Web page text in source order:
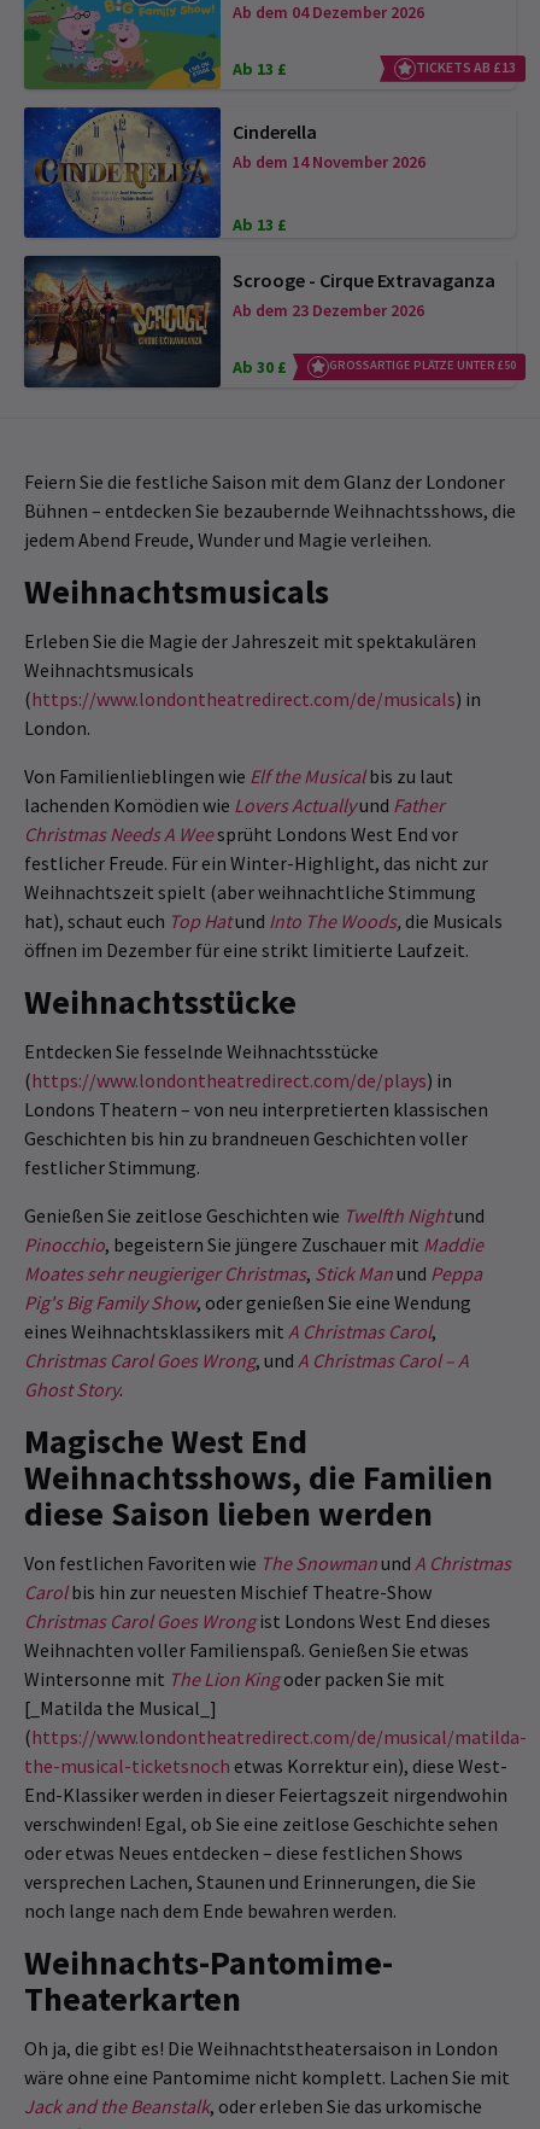
Ab dem 04 Dezember 2026
Ab 13 £ TICKETS AB £13
Cinderella
Ab dem 14 November 2026
Ab 13 £
Scrooge - Cirque Extravaganza
Ab dem 23 Dezember 2026
Ab 30 £ GROSSARTIGE PLÄTZE UNTER £50
Feiern Sie die festliche Saison mit dem Glanz der Londoner
Bühnen – entdecken Sie bezaubernde Weihnachtsshows, die
jedem Abend Freude, Wunder und Magie verleihen.
Weihnachtsmusicals
Erleben Sie die Magie der Jahreszeit mit spektakulären
Weihnachtsmusicals
(https://www.londontheatredirect.com/de/musicals) in
London.
Von Familienlieblingen wie Elf the Musicalbis zu laut
lachenden Komödien wie Lovers Actuallyund Father
Christmas Needs A Weesprüht Londons West End vor
festlicher Freude. Für ein Winter-Highlight, das nicht zur
Weihnachtszeit spielt (aber weihnachtliche Stimmung
hat), schaut euch Top Hatund Into The Woods, die Musicals
öffnen im Dezember für eine strikt limitierte Laufzeit.
Weihnachtsstücke
Entdecken Sie fesselnde Weihnachtsstücke
(https://www.londontheatredirect.com/de/plays) in
Londons Theatern – von neu interpretierten klassischen
Geschichten bis hin zu brandneuen Geschichten voller
festlicher Stimmung.
Genießen Sie zeitlose Geschichten wie Twelfth Nightund
Pinocchio, begeistern Sie jüngere Zuschauer mit Maddie
Moates sehr neugieriger Christmas, Stick Manund Peppa
Pig's Big Family Show, oder genießen Sie eine Wendung
eines Weihnachtsklassikers mit A Christmas Carol,
Christmas Carol Goes Wrong, und A Christmas Carol – A
Ghost Story.
Magische West End
Weihnachtsshows, die Familien
diese Saison lieben werden
Von festlichen Favoriten wie The Snowmanund A Christmas
Carolbis hin zur neuesten Mischief Theatre-Show
Christmas Carol Goes Wrongist Londons West End dieses
Weihnachten voller Familienspaß. Genießen Sie etwas
Wintersonne mit The Lion Kingoder packen Sie mit
[_Matilda the Musical_]
(https://www.londontheatredirect.com/de/musical/matilda-
the-musical-ticketsnoch etwas Korrektur ein), diese West-
End-Klassiker werden in dieser Feiertagszeit nirgendwohin
verschwinden! Egal, ob Sie eine zeitlose Geschichte sehen
oder etwas Neues entdecken – diese festlichen Shows
versprechen Lachen, Staunen und Erinnerungen, die Sie
noch lange nach dem Ende bewahren werden.
Weihnachts-Pantomime-
Theaterkarten
Oh ja, die gibt es! Die Weihnachtstheatersaison in London
wäre ohne eine Pantomime nicht komplett. Lachen Sie mit
Jack and the Beanstalk, oder erleben Sie das urkomische